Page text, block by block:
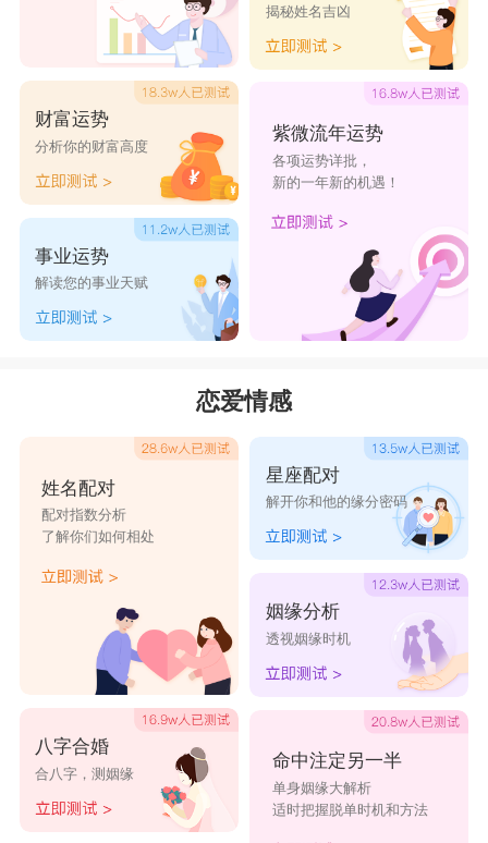
面的追求。这样两个人才能愉快的相处。
星座乐原创文章，转载需注明出处
财富运势
分析你的财富高度
事业运势
解读您的事业天赋
揭秘姓名吉凶
紫微流年运势
各项运势详批，
新的一年新的机遇！
恋爱情感
姓名配对
配对指数分析
了解你们如何相处
八字合婚
合八字，测姻缘
星座配对
解开你和他的缘分密码
姻缘分析
透视姻缘时机
命中注定另一半
单身姻缘大解析
适时把握脱单时机和方法